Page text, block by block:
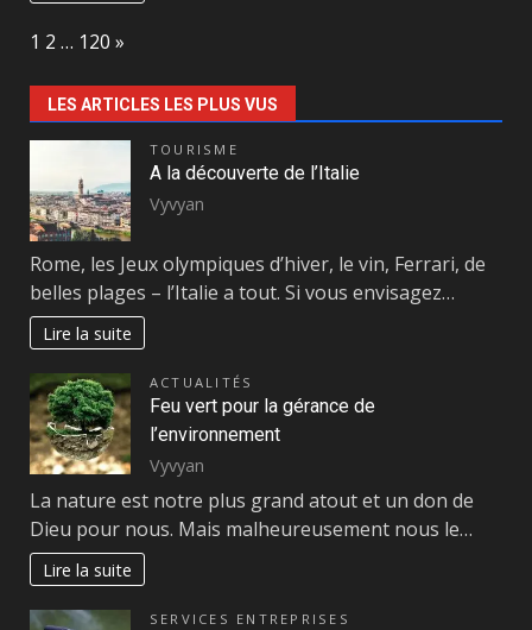
Page:
1 2 … 120 Next
»
LES ARTICLES LES PLUS VUS
TOURISME
A la découverte de l’Italie
Vyvyan
Rome, les Jeux olympiques d’hiver, le vin, Ferrari, de
belles plages – l’Italie a tout. Si vous envisagez…
Lire la suite
ACTUALITÉS
Feu vert pour la gérance de
l’environnement
Vyvyan
La nature est notre plus grand atout et un don de
Dieu pour nous. Mais malheureusement nous le…
Lire la suite
SERVICES ENTREPRISES